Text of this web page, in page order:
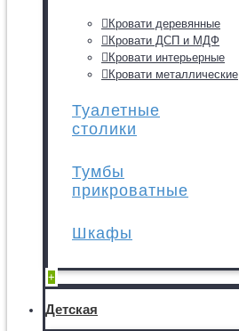
Кровати деревянные
Кровати ДСП и МДФ
Кровати интерьерные
Кровати металлические
Туалетные
столики
Тумбы
прикроватные
Шкафы
+
Детская